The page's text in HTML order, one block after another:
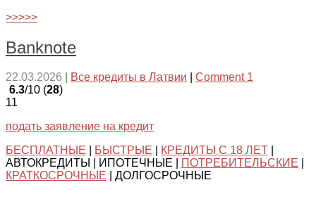
>>>>>
Banknote
22.03.2026 Все кредиты в Латвии
Comment 1
6.3/10 (28)
11
подать заявление на кредит
БЕСПЛАТНЫЕ
БЫСТРЫЕ КРЕДИТЫ С 18 ЛЕТ
АВТОКРЕДИТЫ | ИПОТЕЧНЫЕ |
ПОТРЕБИТЕЛЬСКИЕ
КРАТКОСРОЧНЫЕ | ДОЛГОСРОЧНЫЕ